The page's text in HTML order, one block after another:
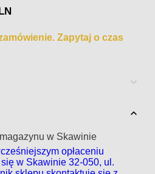
Zapytaj o czas
w Skawinie
opłaceniu
w Skawinie 32-050, ul.